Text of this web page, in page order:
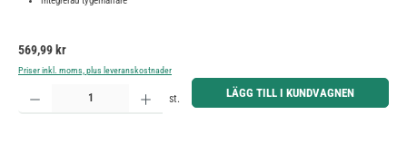
Ordinarie pris:
569,99 kr
Priser inkl. moms, plus leveranskostnader
Produktkvantitet: Ange önskat belopp eller använd knapparna för att öka eller minska kvantiteten.
st. LÄGG TILL I KUNDVAGNEN